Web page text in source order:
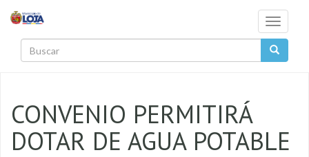
Toggle
CONVENIO PERMITIRÁ
DOTAR DE AGUA POTABLE